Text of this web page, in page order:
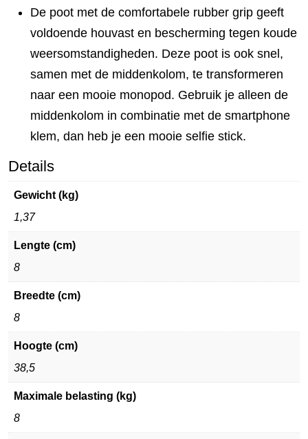
De poot met de comfortabele rubber grip geeft
voldoende houvast en bescherming tegen koude
weersomstandigheden. Deze poot is ook snel,
samen met de middenkolom, te transformeren
naar een mooie monopod. Gebruik je alleen de
middenkolom in combinatie met de smartphone
klem, dan heb je een mooie selfie stick.
Details
Gewicht (kg)
1,37
Lengte (cm)
8
Breedte (cm)
8
Hoogte (cm)
38,5
Maximale belasting (kg)
8